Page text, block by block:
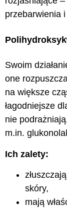
przebarwienia
Swoim
one
na większe
łagodniejsze
nie
m.in.
Ich zalety:
skóry,
mają